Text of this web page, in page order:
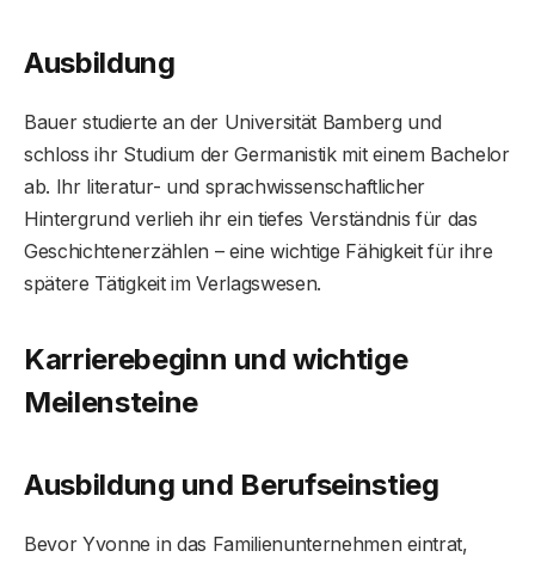
Ausbildung
Bauer studierte an der Universität Bamberg und
schloss ihr Studium der Germanistik mit einem Bachelor
ab. Ihr literatur- und sprachwissenschaftlicher
Hintergrund verlieh ihr ein tiefes Verständnis für das
Geschichtenerzählen – eine wichtige Fähigkeit für ihre
spätere Tätigkeit im Verlagswesen.
Karrierebeginn und wichtige
Meilensteine
Ausbildung und Berufseinstieg
Bevor Yvonne in das Familienunternehmen eintrat,